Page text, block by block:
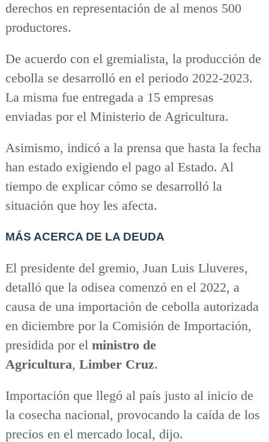
derechos en representación de al menos 500
productores.
De acuerdo con el gremialista, la producción de
cebolla se desarrolló en el periodo 2022-2023.
La misma fue entregada a 15 empresas
enviadas por el Ministerio de Agricultura.
Asimismo, indicó a la prensa que hasta la fecha
han estado exigiendo el pago al Estado. Al
tiempo de explicar cómo se desarrolló la
situación que hoy les afecta.
MÁS ACERCA DE LA DEUDA
El presidente del gremio, Juan Luis Lluveres,
detalló que la odisea comenzó en el 2022, a
causa de una importación de cebolla autorizada
en diciembre por la Comisión de Importación,
presidida por el ministro de
Agricultura, Limber Cruz.
Importación que llegó al país justo al inicio de
la cosecha nacional, provocando la caída de los
precios en el mercado local, dijo.